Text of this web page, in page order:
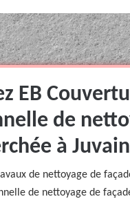
EB
de
à
de nettoyage de
de nettoyage de